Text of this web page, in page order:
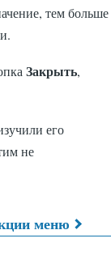
тем больше
Закрыть,
его
не
меню